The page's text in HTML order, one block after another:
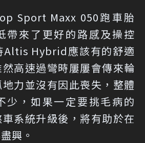
Sport Maxx 050跑車胎
帶來了更好的路感及操控
Altis Hybrid應該有的舒適
高速過彎時屢屢會傳來輪
力並沒有因此喪失，整體
少，如果一定要挑毛病的
系統升級後，將有助於在
興。